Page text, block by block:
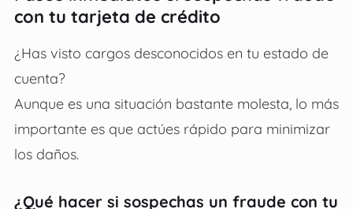
con tu tarjeta de crédito
¿Has visto cargos desconocidos en tu estado de
cuenta?
Aunque es una situación bastante molesta, lo más
importante es que actúes rápido para minimizar
los daños.
¿Qué hacer si sospechas un fraude con tu